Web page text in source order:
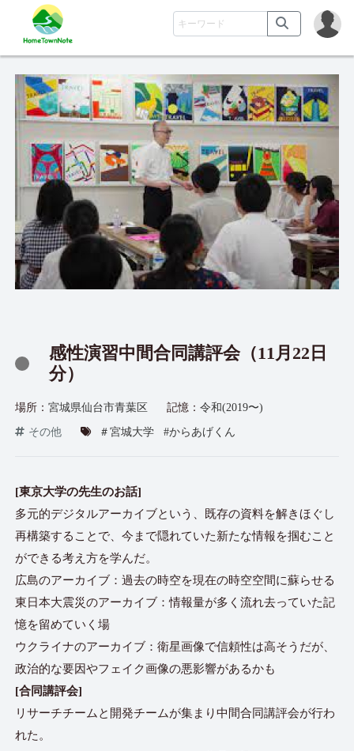
感性演習中間合同講評会（11月22日
分）
場所：宮城県仙台市青葉区 記憶：令和(2019〜)
その他 ＃宮城大学 #からあげくん
[東京大学の先生のお話]
多元的デジタルアーカイブという、既存の資料を解きほぐし
再構築することで、今まで隠れていた新たな情報を掴むこと
ができる考え方を学んだ。
広島のアーカイブ：過去の時空を現在の時空空間に蘇らせる
東日本大震災のアーカイブ：情報量が多く流れ去っていた記
憶を留めていく場
ウクライナのアーカイブ：衛星画像で信頼性は高そうだが、
政治的な要因やフェイク画像の悪影響があるかも
[合同講評会]
リサーチチームと開発チームが集まり中間合同講評会が行わ
れた。